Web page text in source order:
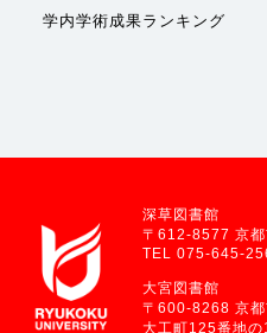
学内学術成果ランキング
深草図書館
〒612-8577 京都
TEL 075-645-
大宮図書館
〒600-8268 京都
大工町125番地の